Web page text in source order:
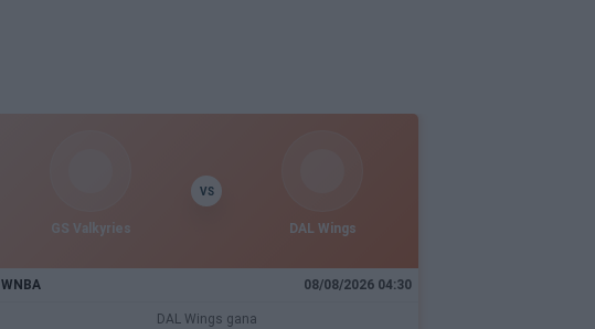
GS Valkyries
VS
DAL Wings
WNBA 08/08/2026 04:30
DAL Wings gana